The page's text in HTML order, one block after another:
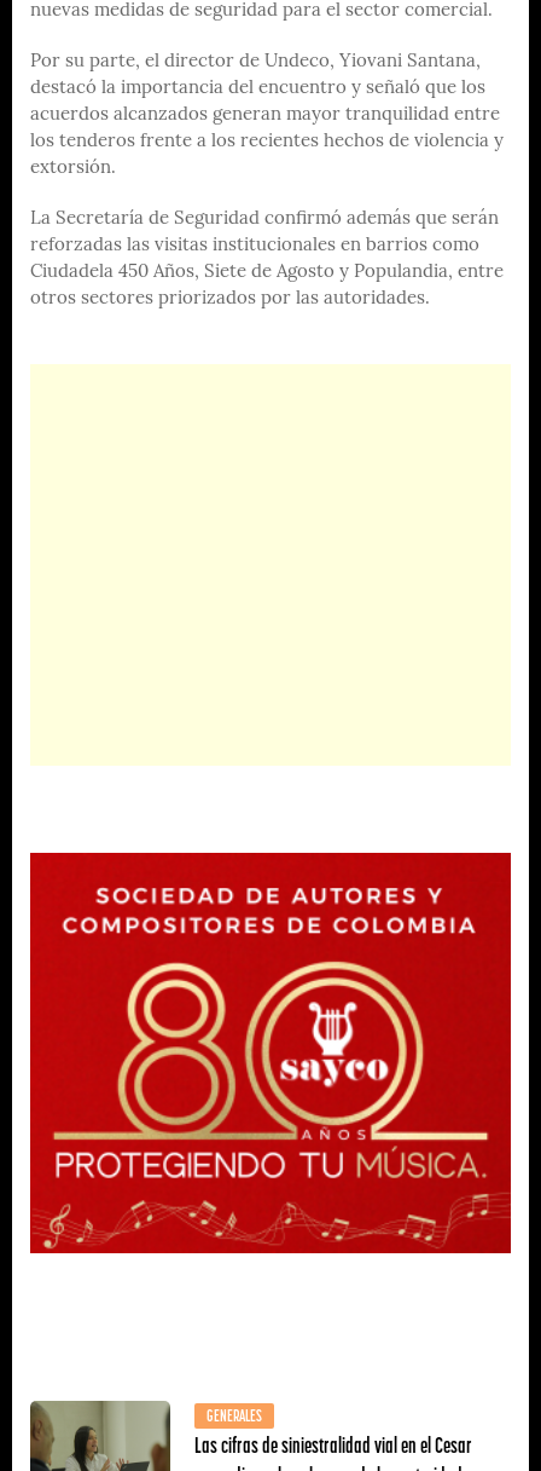
nuevas medidas de seguridad para el sector comercial.
Por su parte, el director de Undeco, Yiovani Santana,
destacó la importancia del encuentro y señaló que los
acuerdos alcanzados generan mayor tranquilidad entre
los tenderos frente a los recientes hechos de violencia y
extorsión.
La Secretaría de Seguridad confirmó además que serán
reforzadas las visitas institucionales en barrios como
Ciudadela 450 Años, Siete de Agosto y Populandia, entre
otros sectores priorizados por las autoridades.
GENERALES
Las cifras de siniestralidad vial en el Cesar